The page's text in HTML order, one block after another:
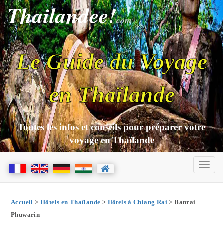
Thailandee!com
Le Guide du Voyage
en Thaïlande
Toutes les infos et conseils pour préparer votre
voyage en Thaïlande
Accueil > Hôtels en Thaïlande > Hôtels à Chiang Rai > Banrai
Phuwarin